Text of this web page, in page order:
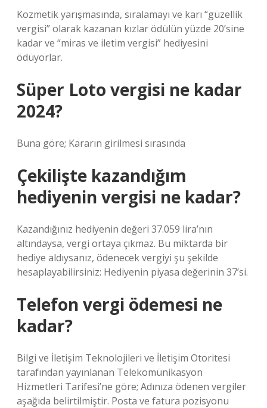
Kozmetik yarışmasında, sıralamayı ve karı “güzellik
vergisi” olarak kazanan kızlar ödülün yüzde 20’sine
kadar ve “miras ve iletim vergisi” hediyesini
ödüyorlar.
Süper Loto vergisi ne kadar
2024?
Buna göre; Kararın girilmesi sırasında
Çekilişte kazandığım
hediyenin vergisi ne kadar?
Kazandığınız hediyenin değeri 37.059 lira’nın
altındaysa, vergi ortaya çıkmaz. Bu miktarda bir
hediye aldıysanız, ödenecek vergiyi şu şekilde
hesaplayabilirsiniz: Hediyenin piyasa değerinin 37’si.
Telefon vergi ödemesi ne
kadar?
Bilgi ve İletişim Teknolojileri ve İletişim Otoritesi
tarafından yayınlanan Telekomünikasyon
Hizmetleri Tarifesi’ne göre; Adınıza ödenen vergiler
aşağıda belirtilmiştir. Posta ve fatura pozisyonu